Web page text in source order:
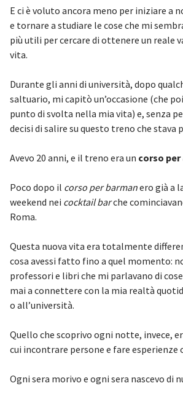
E ci è voluto ancora meno per iniziare a
e tornare a studiare le cose che mi
più utili per cercare di ottenere un reale
vita.
Durante gli anni di università, dopo
saltuario, mi capitò un’occasione (che
punto di svolta nella mia vita) e, senza
decisi di salire su questo treno che stava
Avevo 20 anni, e il treno era un corso per
Poco dopo il corso per barmanero già a
weekend nei cocktail barche
Roma.
Questa nuova vita era totalmente
cosa avessi fatto fino a quel momento:
professori e libri che mi parlavano di
mai a connettere con la mia realtà
o all’università.
Quello che scoprivo ogni notte, invece,
cui incontrare persone e fare esperienze
Ogni sera morivo e ogni sera nascevo di